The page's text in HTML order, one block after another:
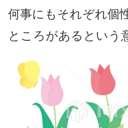
何事にもそれぞれ個
ところがあるという